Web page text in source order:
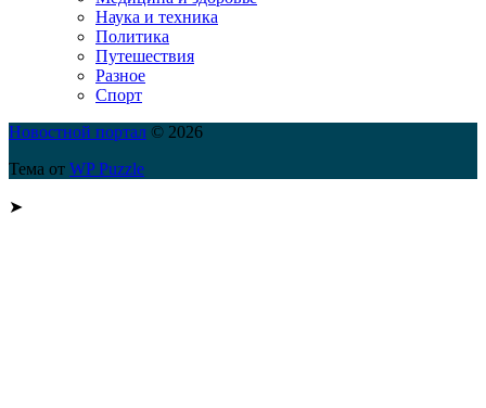
Наука и техника
Политика
Путешествия
Разное
Спорт
Новостной портал © 2026
Тема от WP Puzzle
➤